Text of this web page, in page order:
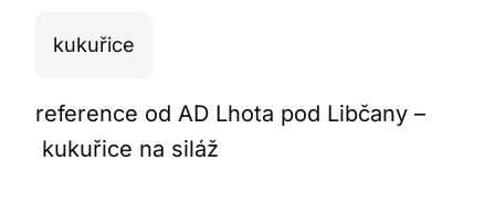
kukuřice
reference od AD Lhota pod Libčany –
kukuřice na siláž